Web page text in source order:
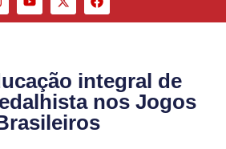
integral de
nos Jogos